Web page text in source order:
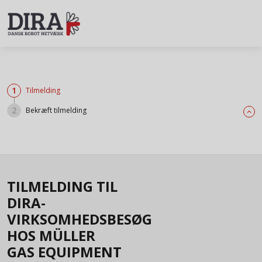
Tilmelding
Bekræft tilmelding
expand_less
TILMELDING TIL
DIRA-
VIRKSOMHEDSBESØG
HOS MÜLLER
GAS EQUIPMENT